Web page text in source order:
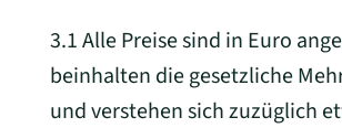
3.1 Alle Preise sind in Euro
beinhalten die gesetzliche
und verstehen sich zuzüglich